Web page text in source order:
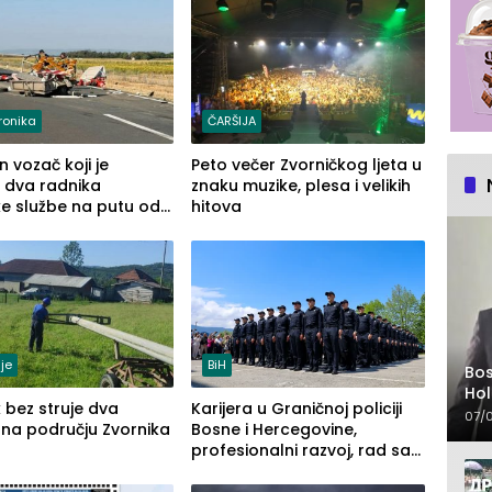
vozač koji je
radnika
službe na putu od
ČARŠIJA
Peto večer Zvorničkog ljeta u
znaku muzike, plesa i velikih
hitova
bez struje dva
području Zvornika
BiH
Karijera u Graničnoj policiji
Bosne i Hercegovine,
profesionalni razvoj, rad sa
na
07/